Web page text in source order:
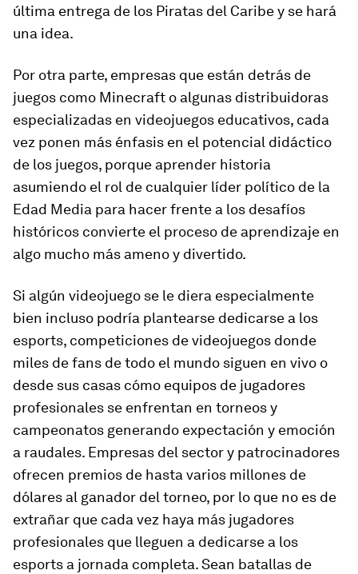
última entrega de los Piratas del Caribey se hará
una idea.
Por otra parte, empresas que están detrás de
juegos como Minecraft o algunas distribuidoras
especializadas en videojuegos educativos, cada
vez ponen más énfasis en el potencial didáctico
de los juegos, porque aprender historia
asumiendo el rol de cualquier líder político de la
Edad Media para hacer frente a los desafíos
históricos convierte el proceso de aprendizaje en
algo mucho más ameno y divertido.
Si algún videojuego se le diera especialmente
bien incluso podría plantearse dedicarse a los
esports, competiciones de videojuegos donde
miles de fans de todo el mundo siguen en vivo o
desde sus casas cómo equipos de jugadores
profesionales se enfrentan en torneos y
campeonatos generando expectación y emoción
a raudales. Empresas del sector y patrocinadores
ofrecen premios de hasta varios millones de
dólares al ganador del torneo, por lo que no es de
extrañar que cada vez haya más jugadores
profesionales que lleguen a dedicarse a los
esports a jornada completa. Sean batallas de